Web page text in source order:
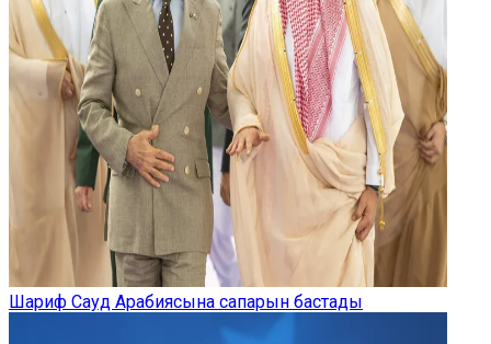
Шариф Сауд Арабиясына сапарын бастады